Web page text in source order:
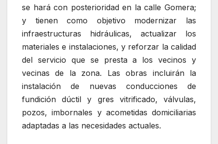
se hará con posterioridad en la calle Gomera;
y tienen como objetivo modernizar las
infraestructuras hidráulicas, actualizar los
materiales e instalaciones, y reforzar la calidad
del servicio que se presta a los vecinos y
vecinas de la zona. Las obras incluirán la
instalación de nuevas conducciones de
fundición dúctil y gres vitrificado, válvulas,
pozos, imbornales y acometidas domiciliarias
adaptadas a las necesidades actuales.